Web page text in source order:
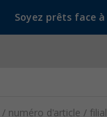
Soyez prêts face